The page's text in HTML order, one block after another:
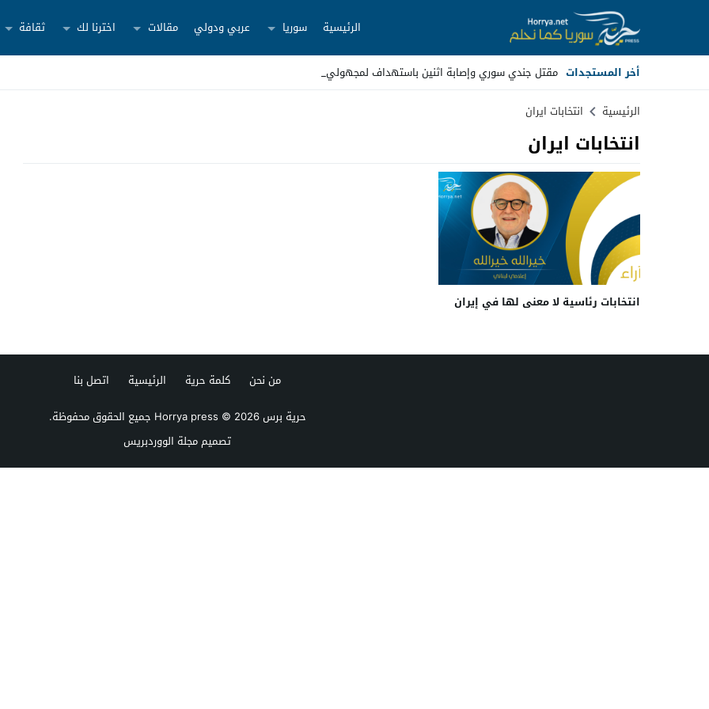
الرئيسية سوريا عربي ودولي مقالات اخترنا لك ثقافة
أخر المستجدات مقتل جندي سوري وإصابة اثنين باستهداف لمجهولين ش _
Stop
Previous
Next
الرئيسية انتخابات ايران
انتخابات ايران
انتخابات رئاسية لا معنى لها في إيران
من نحن كلمة حرية الرئيسية
اتصل بنا
حرية برس Horrya press© 2026 جميع الحقوق محفوظة.
تصميممجلة الووردبريس